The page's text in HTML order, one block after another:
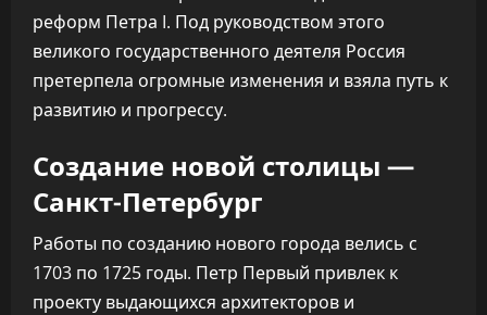
реформ Петра I. Под руководством этого
великого государственного деятеля Россия
претерпела огромные изменения и взяла путь к
развитию и прогрессу.
Создание новой столицы —
Санкт-Петербург
Работы по созданию нового города велись с
1703 по 1725 годы. Петр Первый привлек к
проекту выдающихся архитекторов и